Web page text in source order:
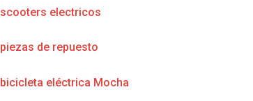
scooters electricos
piezas de repuesto
bicicleta eléctrica Mocha